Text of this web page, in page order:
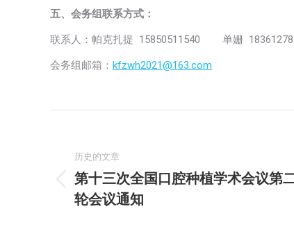
五、会务组联系方式：
联系人：帕克扎提 15850511540 单姗
会务组邮箱： kfzwh2021@163.com
导
历史的文章
历
史
第十三次全国口腔种植学术会议第
轮会议通知